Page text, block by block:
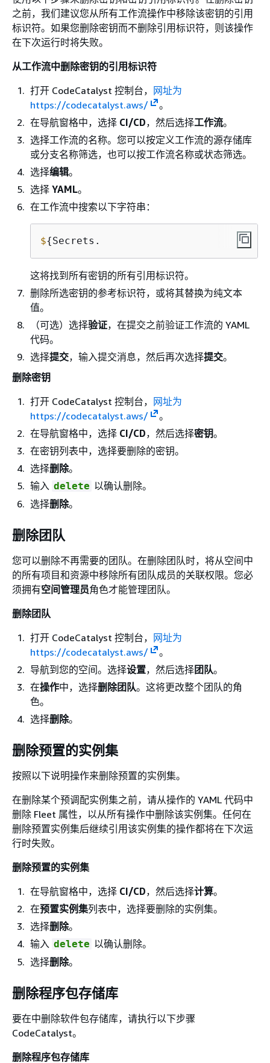
之前，我们建议您从所有工作流操作中移除该密钥的引用
标识符。如果您删除密钥而不删除引用标识符，则该操作
在下次运行时将失败。
从工作流中删除密钥的引用标识符
打开 CodeCatalyst 控制台， 网址为
https://codecatalyst.aws/
。
在导航窗格中，选择 CI/CD，然后选择工作流。
选择工作流的名称。您可以按定义工作流的源存储库
或分支名称筛选，也可以按工作流名称或状态筛选。
选择编辑。
选择 YAML。
在工作流中搜索以下字符串：
${Secrets.
这将找到所有密钥的所有引用标识符。
删除所选密钥的参考标识符，或将其替换为纯文本
值。
（可选）选择验证，在提交之前验证工作流的 YAML
代码。
选择提交，输入提交消息，然后再次选择提交。
删除密钥
打开 CodeCatalyst 控制台， 网址为
https://codecatalyst.aws/
。
在导航窗格中，选择 CI/CD，然后选择密钥。
在密钥列表中，选择要删除的密钥。
选择删除。
输入 delete 以确认删除。
选择删除。
删除团队
您可以删除不再需要的团队。在删除团队时，将从空间中
的所有项目和资源中移除所有团队成员的关联权限。您必
须拥有空间管理员角色才能管理团队。
删除团队
打开 CodeCatalyst 控制台， 网址为
https://codecatalyst.aws/
。
导航到您的空间。选择设置，然后选择团队。
在操作中，选择删除团队。这将更改整个团队的角
色。
选择删除。
删除预置的实例集
按照以下说明操作来删除预置的实例集。
在删除某个预调配实例集之前，请从操作的 YAML 代码中
删除 Fleet 属性，以从所有操作中删除该实例集。任何在
删除预置实例集后继续引用该实例集的操作都将在下次运
行时失败。
删除预置的实例集
在导航窗格中，选择 CI/CD，然后选择计算。
在预置实例集列表中，选择要删除的实例集。
选择删除。
输入 delete 以确认删除。
选择删除。
删除程序包存储库
要在中删除软件包存储库，请执行以下步骤
CodeCatalyst。
删除程序包存储库